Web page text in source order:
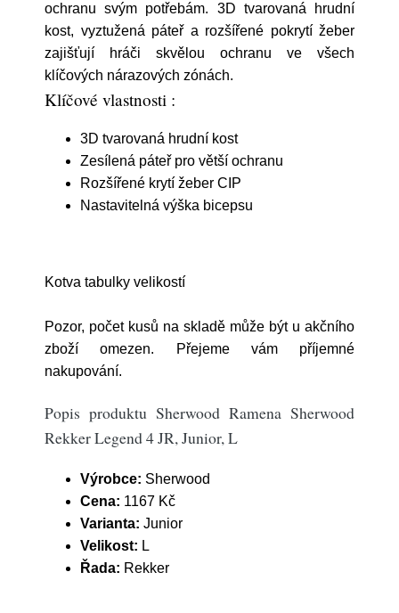
ochranu svým potřebám. 3D tvarovaná hrudní
kost, vyztužená páteř a rozšířené pokrytí žeber
zajišťují hráči skvělou ochranu ve všech
klíčových nárazových zónách.
Klíčové vlastnosti :
3D tvarovaná hrudní kost
Zesílená páteř pro větší ochranu
Rozšířené krytí žeber CIP
Nastavitelná výška bicepsu
Kotva tabulky velikostí
Pozor, počet kusů na skladě může být u akčního
zboží omezen. Přejeme vám příjemné
nakupování.
Popis produktu Sherwood Ramena Sherwood
Rekker Legend 4 JR, Junior, L
Výrobce: Sherwood
Cena: 1167 Kč
Varianta: Junior
Velikost: L
Řada: Rekker